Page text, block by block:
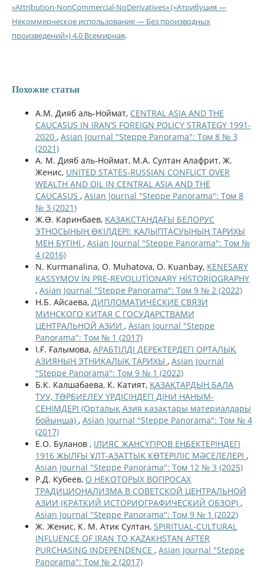
«Attribution-NonCommercial-NoDerivatives» («Атрибуция —
Некоммерческое использование — Без производных
произведений») 4.0 Всемирная.
Похожие статьи
А.М. Дияб аль-Ноймат, CENTRAL ASIA AND THE
CAUCASUS IN IRAN’S FOREIGN POLICY STRATEGY 1991-
2020 , Asian Journal "Steppe Panorama": Том 8 № 3
(2021)
А. М. Дияб аль-Ноймат, М.А. Султан Алафрит, Ж.
Женис, UNITED STATES-RUSSIAN CONFLICT OVER
WEALTH AND OIL IN CENTRAL ASIA AND THE
CAUCASUS , Asian Journal "Steppe Panorama": Том 8
№ 3 (2021)
Ж.Ə. Каринбаев, ҚАЗАҚСТАНДАҒЫ БЕЛОРУС
ЭТНОСЫНЫҢ ӨКІЛДЕРІ: ҚАЛЫПТАСУЫНЫҢ ТАРИХЫ
МЕН БҮГІНІ , Asian Journal "Steppe Panorama": Том №
4 (2016)
N. Kurmanalina, O. Muhatova, O. Kuanbay, KENESARY
KASSYMOV İN PRE-REVOLUTİONARY HİSTORİOGRAPHY
, Asian Journal "Steppe Panorama": Том 9 № 2 (2022)
Н.Б. Айсаева, ДИПЛОМАТИЧЕСКИЕ СВЯЗИ
МИНСКОГО КИТАЯ С ГОСУДАРСТВАМИ
ЦЕНТРАЛЬНОЙ АЗИИ , Asian Journal "Steppe
Panorama": Том № 1 (2017)
І.Ғ. Ғалымова, АРАБТІЛДІ ДЕРЕКТЕРДЕГІ ОРТАЛЫҚ
АЗИЯНЫҢ ЭТНИКАЛЫҚ ТАРИХЫ , Asian Journal
"Steppe Panorama": Том 9 № 1 (2022)
Б.К. Калшабаева, К. Катият, ҚАЗАҚТАРДЫҢ БАЛА
ТУУ, ТƏРБИЕЛЕУ ҮРДІСІНДЕГІ ДІНИ НАНЫМ-
СЕНІМДЕРІ (Орталық Азия қазақтары материалдары
бойынша) , Asian Journal "Steppe Panorama": Том № 4
(2017)
Е.О. Буланов , ІЛИЯС ЖАНСҮГІРОВ ЕҢБЕКТЕРІНДЕГІ
1916 ЖЫЛҒЫ ҰЛТ-АЗАТТЫҚ КӨТЕРІЛІС МӘСЕЛЕЛЕРІ ,
Asian Journal "Steppe Panorama": Том 12 № 3 (2025)
Р.Д. Кубеев, О НЕКОТОРЫХ ВОПРОСАХ
ТРАДИЦИОНАЛИЗМА В СОВЕТСКОЙ ЦЕНТРАЛЬНОЙ
АЗИИ (КРАТКИЙ ИСТОРИОГРАФИЧЕСКИЙ ОБЗОР) ,
Asian Journal "Steppe Panorama": Том 9 № 1 (2022)
Ж. Женис, К. М. Атик Султан, SPIRITUAL-CULTURAL
INFLUENCE OF IRAN TO KAZAKHSTAN AFTER
PURCHASING INDEPENDENCE , Asian Journal "Steppe
Panorama": Том № 2 (2017)